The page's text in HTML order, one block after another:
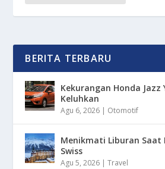
BERITA TERBARU
Kekurangan Honda Jazz
Keluhkan
Agu 6, 2026 | Otomotif
Menikmati Liburan Saat
Swiss
Agu 5, 2026 |Travel